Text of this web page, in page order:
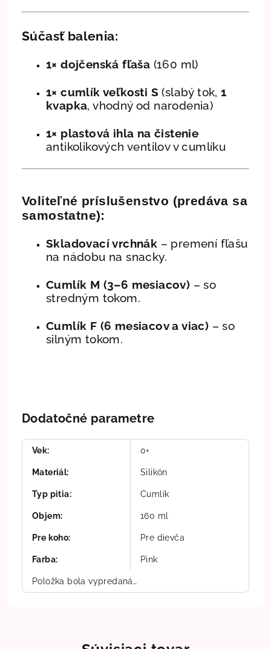
Súčasť balenia:
1× dojčenská fľaša (160 ml)
1× cumlík veľkosti S (slabý tok,1
kvapka, vhodný od narodenia)
1× plastová ihla na čistenie
antikolikových ventilov v cumlíku
Voliteľné príslušenstvo (predáva sa
samostatne):
Skladovací vrchnák – premení fľašu
na nádobu na snacky.
Cumlík M (3–6 mesiacov) – so
stredným tokom.
Cumlík F (6 mesiacov a viac) – so
silným tokom.
Dodatočné parametre
Vek: 0+
Materiál: Silikón
Typ pitia: Cumlík
Objem: 160 ml
Pre koho: Pre dievča
Farba: Pink
Položka bola vypredaná…